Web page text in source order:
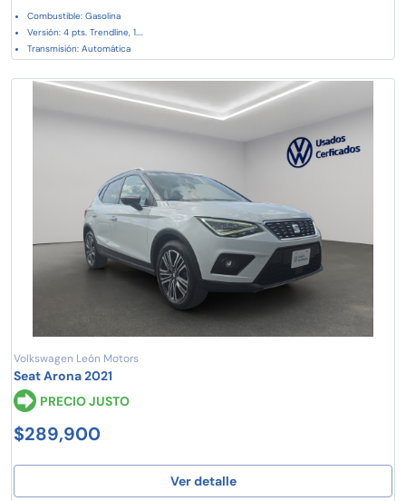
Combustible: Gasolina
Versión: 4 pts. Trendline, 1....
Transmisión: Automática
Volkswagen León Motors
Seat Arona 2021
PRECIO JUSTO
$289,900
Ver detalle